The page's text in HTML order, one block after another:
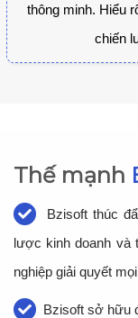
thông minh. Hiểu
chiến
Thế mạnh
Bzisoft thúc
lược kinh doanh và
nghiệp giải quyết
Bzisoft sở hữu